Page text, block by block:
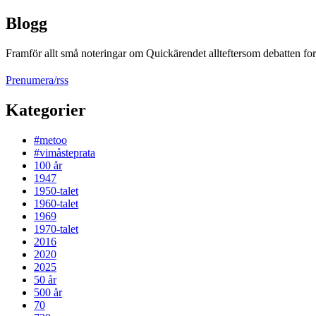
Blogg
Framför allt små noteringar om Quickärendet allteftersom debatten
Prenumera/rss
Kategorier
#metoo
#vimåsteprata
100 år
1947
1950-talet
1960-talet
1969
1970-talet
2016
2020
2025
50 år
500 år
70